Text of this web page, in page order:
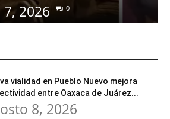
2026 0
vialidad en Pueblo Nuevo mejora
entre Oaxaca de Juárez...
8, 2026